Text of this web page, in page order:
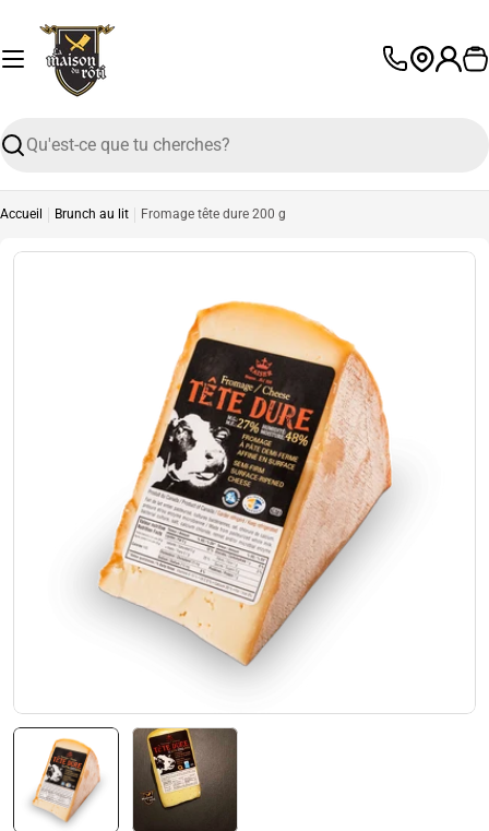
contenu
Recherche
L
u
Accueil Brunch au lit Fromage tête dure 200 g
Ouvrir le média 0 en mode modal